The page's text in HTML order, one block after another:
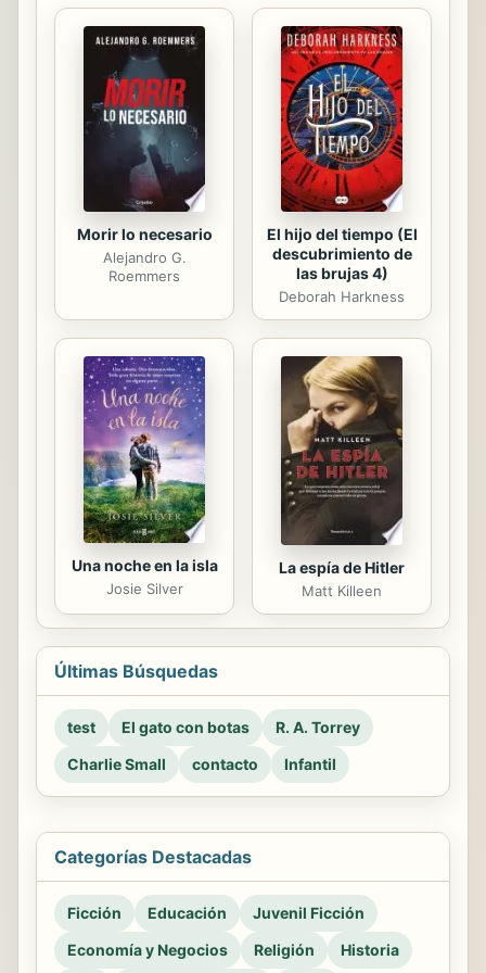
Adolfo Rodríguez Gallardo ofrece
una guía fundamental que se
sustenta en tres ejes principales: la
organización en sus diferentes
modalidades, las innovaciones
tecnológicas y los valores que
afirman la existencia de la
Bibliotecología.
Morir lo necesario
Alejandro G.
Roemmers
El hijo del tiempo (El
descubrimiento de
las brujas 4)
Deborah Harkness
Una noche en la isla
Josie Silver
La espía de Hitler
Matt Killeen
Últimas Búsquedas
test El gato con botas
R. A. Torrey
Charlie Small
contacto Infantil
Categorías Destacadas
Ficción Educación
Juvenil Ficción
Economía y Negocios
Religión Historia